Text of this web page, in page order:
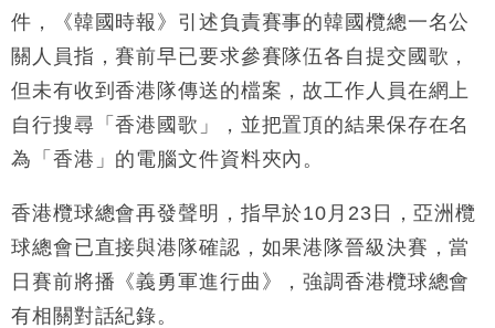
18:31
財經｜華僑銀行上半年淨利創新高 中期息增15%至
47仙
財經｜滙豐上調香港今年GDP預測至4.5% 看好貿易
及消費表現
16:47
本地｜假冒內地執法人員要求交「保證金」 43歲女子
損失近6900萬元
15:47
財經｜恒隆10月換帥 玩具「反」斗城亞洲CEO蔡德
粦接任
15:11
財經｜韓股反覆波動收跌 連挫7周創逾3年最長跌勢
件，《韓國時報》引述負責賽事的韓國欖總一名公
關人員指，賽前早已要求參賽隊伍各自提交國歌，
但未有收到香港隊傳送的檔案，故工作人員在網上
自行搜尋「香港國歌」，並把置頂的結果保存在名
為「香港」的電腦文件資料夾內。
香港欖球總會再發聲明，指早於10月23日，亞洲欖
球總會已直接與港隊確認，如果港隊晉級決賽，當
日賽前將播《義勇軍進行曲》，強調香港欖球總會
有相關對話紀錄。